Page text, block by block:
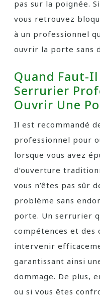
pas sur la poignée.
vous retrouvez
à un professionnel
ouvrir la porte sans
Quand Faut-
Serrurier
Ouvrir Une
Il est recommandé
professionnel pour
lorsque vous avez
d’ouverture
vous n’êtes pas sûr
problème sans
porte. Un serrurier
compétences et des
intervenir
garantissant ainsi
dommage. De plus,
ou si vous êtes